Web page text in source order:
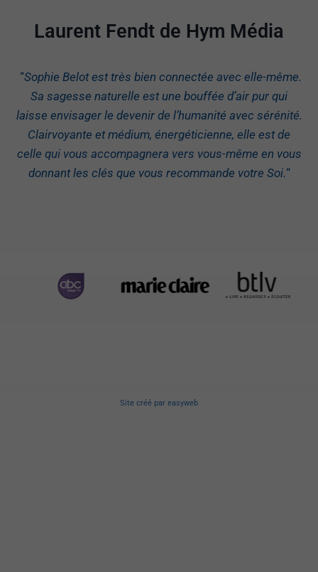
Laurent Fendt de Hym Média
“Sophie Belot est très bien connectée avec elle-même.
Sa sagesse naturelle est une bouffée d’air pur qui
laisse envisager le devenir de l’humanité avec sérénité.
Clairvoyante et médium, énergéticienne, elle est de
celle qui vous accompagnera vers vous-même en vous
donnant les clés que vous recommande votre Soi.“
Site créé par easyweb